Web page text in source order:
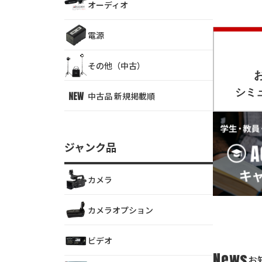
オーディオ
電源
その他（中古）
中古品 新規掲載順
ジャンク品
カメラ
カメラオプション
ビデオ